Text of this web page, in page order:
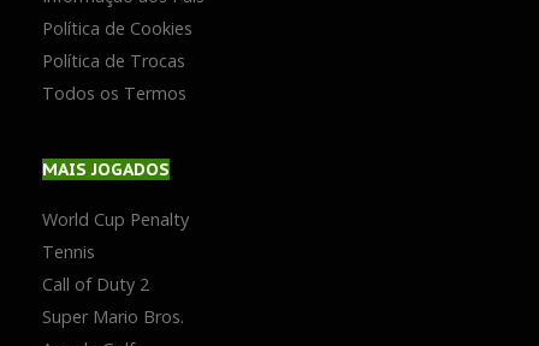
Política de Cookies
Política de Trocas
Todos os Termos
MAISJOGADOS
World Cup Penalty
Tennis
Call of Duty 2
Super Mario Bros.